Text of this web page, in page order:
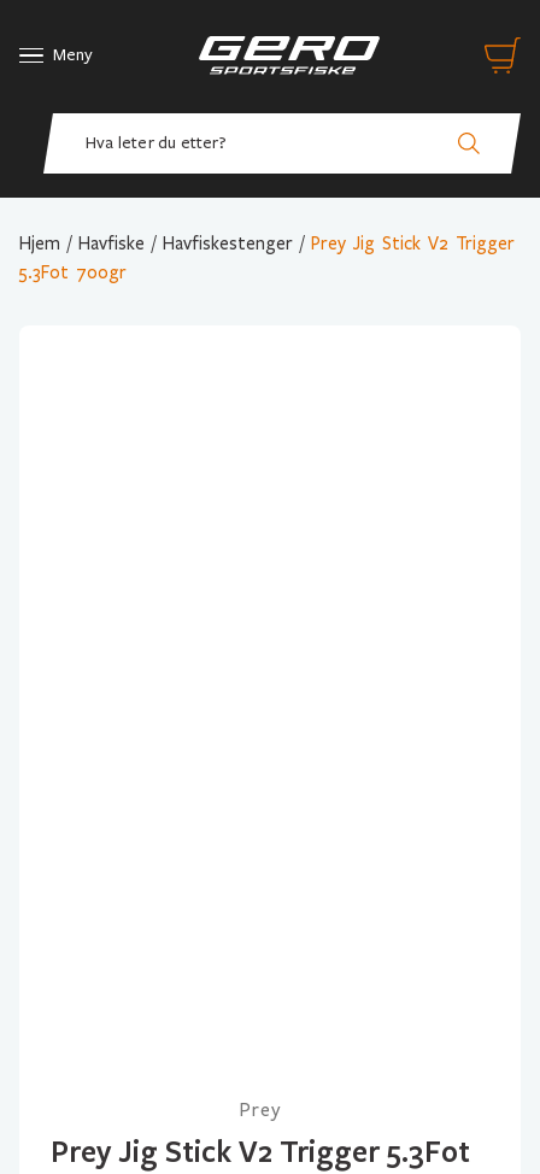
Meny
Hjem / Havfiske / Havfiskestenger / Prey Jig Stick V2 Trigger
5.3Fot 700gr
Prey
Prey Jig Stick V2 Trigger 5.3Fot